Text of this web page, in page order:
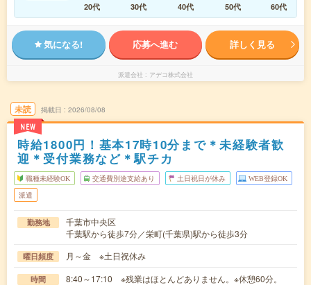
20代
30代 40代 50代 60代
気になる! 応募へ進む 詳しく見る
派遣会社 アデコ株式会社
未読
NEW
掲載日 2026/08/08
時給1800円！基本17時10分まで＊未経験者歓
迎＊受付業務など＊駅チカ
職種未経験OK 交通費別途支給あり 土日祝日が休み WEB登録OK
派遣
勤務地
千葉市中央区
千葉駅から徒歩7分／栄町(千葉県)駅から徒歩3分
曜日頻度 月～金 ※土日祝休み
時間 8:40～17:10 ※残業はほとんどありません。※休憩60分。